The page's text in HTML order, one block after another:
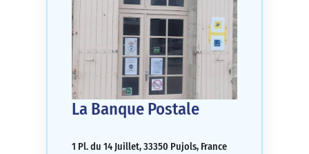
La Banque Postale
1 Pl. du 14 Juillet, 33350 Pujols, France